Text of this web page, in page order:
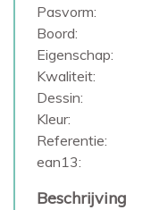
Pasvorm:
Boord:
Eigenschap:
Kwaliteit:
Dessin:
Kleur:
Referentie:
ean13:
Beschrijving